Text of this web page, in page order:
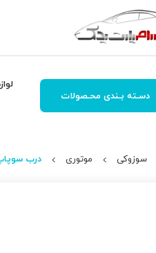
دسـته بـندی محـصولات
سوزوکی موتوری درب سوپاپ